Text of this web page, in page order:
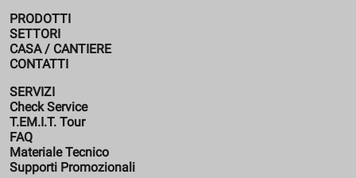
PRODOTTI
SETTORI
CASA / CANTIERE
CONTATTI
SERVIZI
Check Service
T.EM.I.T. Tour
FAQ
Materiale Tecnico
Supporti Promozionali